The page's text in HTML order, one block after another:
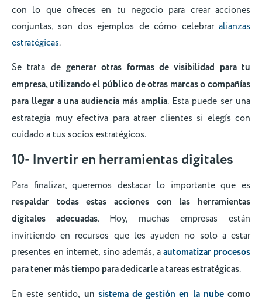
con lo que ofreces en tu negocio para crear acciones
conjuntas, son dos ejemplos de cómo celebrar alianzas
estratégicas.
Se trata de generar otras formas de visibilidad para tu
empresa, utilizando el público de otras marcas o compañías
para llegar a una audiencia más amplia. Esta puede ser una
estrategia muy efectiva para atraer clientes si elegís con
cuidado a tus socios estratégicos.
10- Invertir en herramientas digitales
Para finalizar, queremos destacar lo importante que es
respaldar todas estas acciones con las herramientas
digitales adecuadas. Hoy, muchas empresas están
invirtiendo en recursos que les ayuden no solo a estar
presentes en internet, sino además, aautomatizar procesos
para tener más tiempo para dedicarle a tareas estratégicas.
En este sentido, un sistema de gestión en la nubecomo